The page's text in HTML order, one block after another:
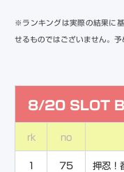
※ランキングは実際の結果に
せるものではございません。予
8/20 SLOT
rk no
1 75 押忍！